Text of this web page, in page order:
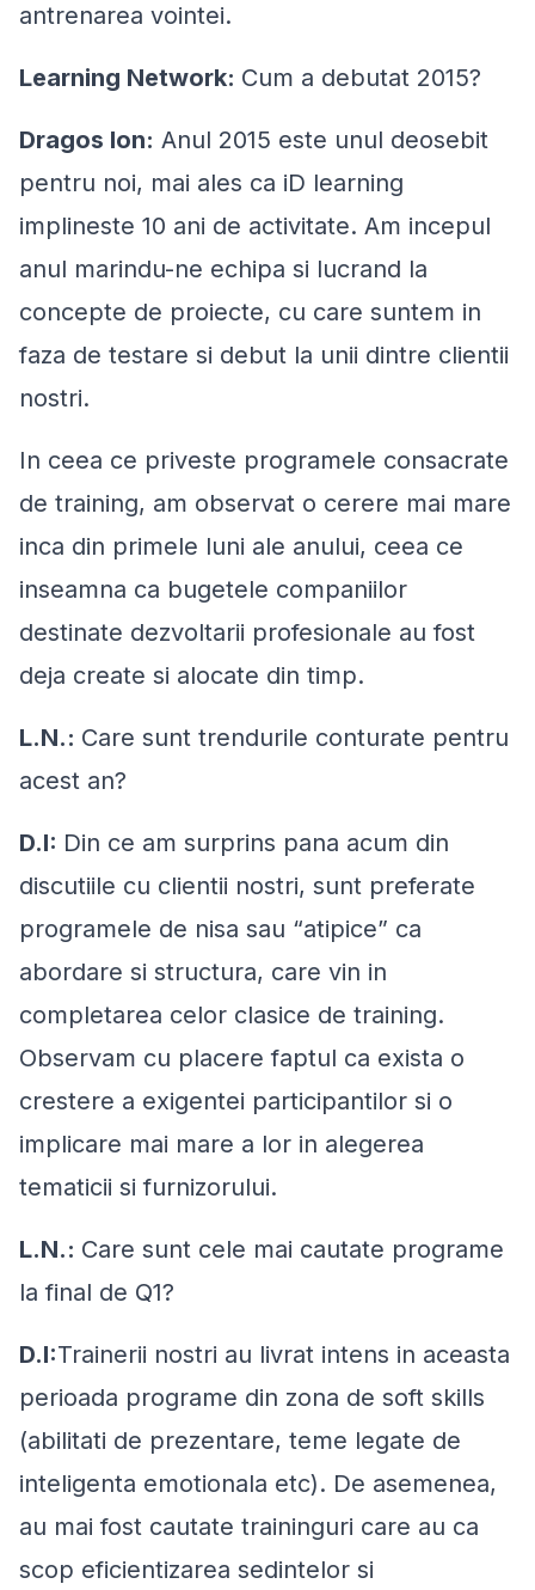
antrenarea vointei.
Learning Network: Cum a debutat 2015?
Dragos Ion: Anul 2015 este unul deosebit
pentru noi, mai ales ca iD learning
implineste 10 ani de activitate. Am incepul
anul marindu-ne echipa si lucrand la
concepte de proiecte, cu care suntem in
faza de testare si debut la unii dintre clientii
nostri.
In ceea ce priveste programele consacrate
de training, am observat o cerere mai mare
inca din primele luni ale anului, ceea ce
inseamna ca bugetele companiilor
destinate dezvoltarii profesionale au fost
deja create si alocate din timp.
L.N.: Care sunt trendurile conturate pentru
acest an?
D.I: Din ce am surprins pana acum din
discutiile cu clientii nostri, sunt preferate
programele de nisa sau “atipice” ca
abordare si structura, care vin in
completarea celor clasice de training.
Observam cu placere faptul ca exista o
crestere a exigentei participantilor si o
implicare mai mare a lor in alegerea
tematicii si furnizorului.
L.N.: Care sunt cele mai cautate programe
la final de Q1?
D.I:Trainerii nostri au livrat intens in aceasta
perioada programe din zona de soft skills
(abilitati de prezentare, teme legate de
inteligenta emotionala etc). De asemenea,
au mai fost cautate traininguri care au ca
scop eficientizarea sedintelor si